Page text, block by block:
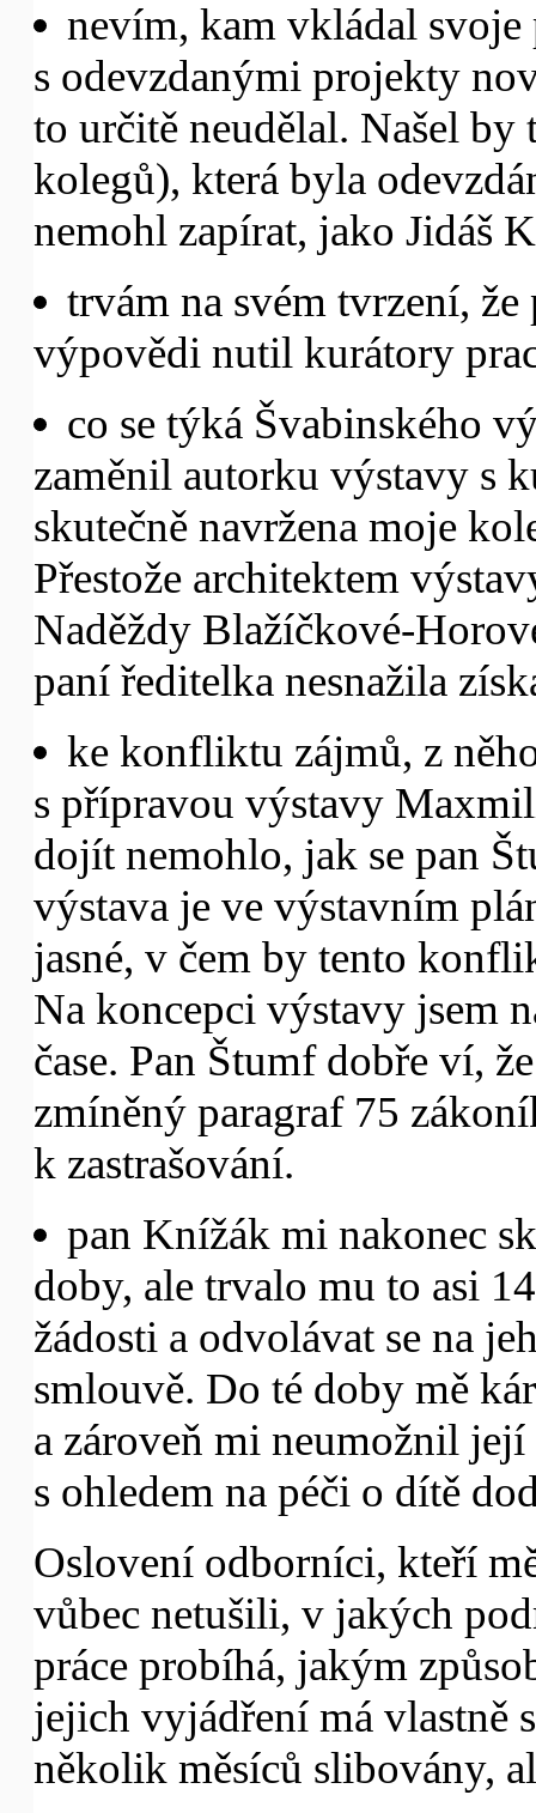
nevím, kam vkládal
s odevzdanými projekty
to určitě neudělal. Našel
kolegů), která byla
nemohl zapírat, jako Jidáš
trvám na svém tvrzení,
výpovědi nutil kurátory
co se týká Švabinského
zaměnil autorku výstavy s
skutečně navržena moje
Přestože architektem
Naděždy Blažíčkové-
paní ředitelka nesnažila
ke konfliktu zájmů, z
s přípravou výstavy
dojít nemohlo, jak se pan
výstava je ve výstavním
jasné, v čem by tento
Na koncepci výstavy jsem
čase. Pan Štumf dobře ví,
zmíněný paragraf 75
k zastrašování.
pan Knížák mi nakonec
doby, ale trvalo mu to asi
žádosti a odvolávat se na
smlouvě. Do té doby mě
a zároveň mi neumožnil
s ohledem na péči o dítě
Oslovení odborníci, kteří
vůbec netušili, v jakých
práce probíhá, jakým
jejich vyjádření má vlastně
několik měsíců slibovány,